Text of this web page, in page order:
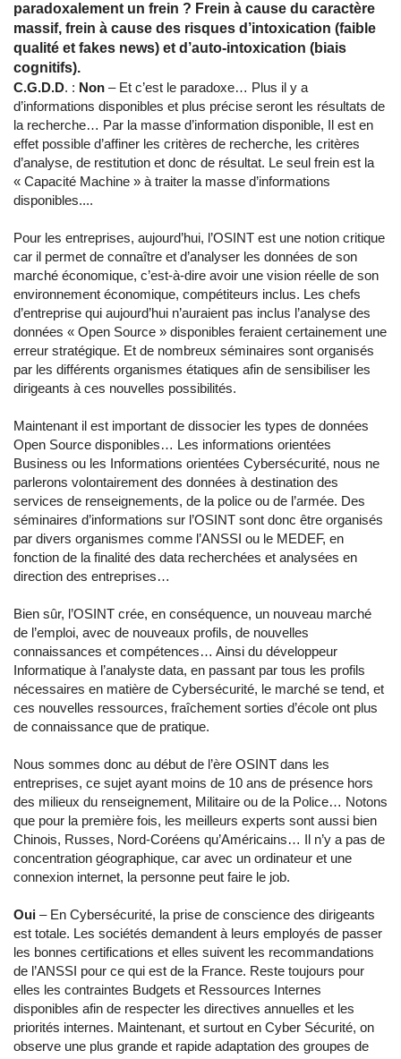
paradoxalement un frein ? Frein à cause du caractère
massif, frein à cause des risques d’intoxication (faible
qualité et fakes news) et d’auto-intoxication (biais
cognitifs).
C.G.D.D. : Non – Et c’est le paradoxe… Plus il y a
d’informations disponibles et plus précise seront les résultats de
la recherche… Par la masse d’information disponible, Il est en
effet possible d’affiner les critères de recherche, les critères
d’analyse, de restitution et donc de résultat. Le seul frein est la
« Capacité Machine » à traiter la masse d’informations
disponibles....
Pour les entreprises, aujourd’hui, l’OSINT est une notion critique
car il permet de connaître et d’analyser les données de son
marché économique, c’est-à-dire avoir une vision réelle de son
environnement économique, compétiteurs inclus. Les chefs
d’entreprise qui aujourd’hui n’auraient pas inclus l’analyse des
données « Open Source » disponibles feraient certainement une
erreur stratégique. Et de nombreux séminaires sont organisés
par les différents organismes étatiques afin de sensibiliser les
dirigeants à ces nouvelles possibilités.
Maintenant il est important de dissocier les types de données
Open Source disponibles… Les informations orientées
Business ou les Informations orientées Cybersécurité, nous ne
parlerons volontairement des données à destination des
services de renseignements, de la police ou de l’armée. Des
séminaires d’informations sur l’OSINT sont donc être organisés
par divers organismes comme l’ANSSI ou le MEDEF, en
fonction de la finalité des data recherchées et analysées en
direction des entreprises…
Bien sûr, l’OSINT crée, en conséquence, un nouveau marché
de l’emploi, avec de nouveaux profils, de nouvelles
connaissances et compétences… Ainsi du développeur
Informatique à l’analyste data, en passant par tous les profils
nécessaires en matière de Cybersécurité, le marché se tend, et
ces nouvelles ressources, fraîchement sorties d’école ont plus
de connaissance que de pratique.
Nous sommes donc au début de l’ère OSINT dans les
entreprises, ce sujet ayant moins de 10 ans de présence hors
des milieux du renseignement, Militaire ou de la Police… Notons
que pour la première fois, les meilleurs experts sont aussi bien
Chinois, Russes, Nord-Coréens qu’Américains… Il n’y a pas de
concentration géographique, car avec un ordinateur et une
connexion internet, la personne peut faire le job.
Oui – En Cybersécurité, la prise de conscience des dirigeants
est totale. Les sociétés demandent à leurs employés de passer
les bonnes certifications et elles suivent les recommandations
de l’ANSSI pour ce qui est de la France. Reste toujours pour
elles les contraintes Budgets et Ressources Internes
disponibles afin de respecter les directives annuelles et les
priorités internes. Maintenant, et surtout en Cyber Sécurité, on
observe une plus grande et rapide adaptation des groupes de